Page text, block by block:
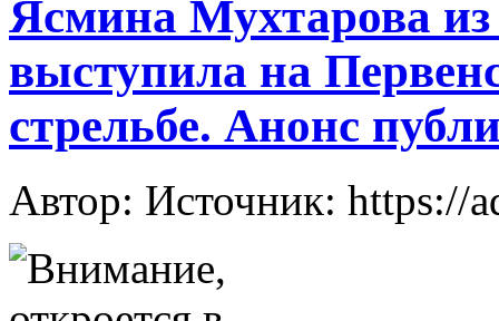
Ясмина Мухтарова
выступила на
стрельбе. Анонс
Автор: Источник: https://